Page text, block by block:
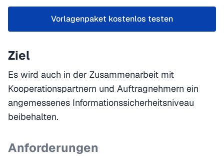
Vorlagenpaket kostenlos testen
Ziel
Es wird auch in der Zusammenarbeit mit
Kooperationspartnern und Auftragnehmern ein
angemessenes Informationssicherheitsniveau
beibehalten.
Anforderungen